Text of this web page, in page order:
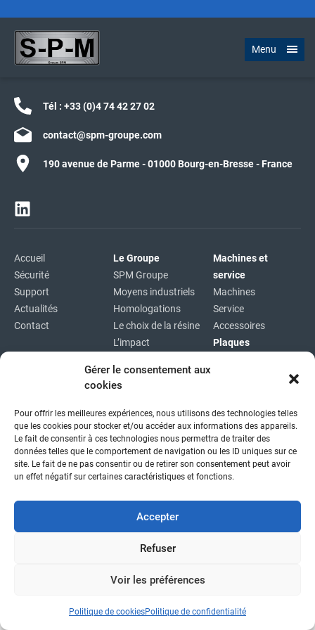
Gérer le consentement aux
cookies
Pour offrir les meilleures expériences, nous utilisons des technologies telles
que les cookies pour stocker et/ou accéder aux informations des appareils.
Le fait de consentir à ces technologies nous permettra de traiter des
données telles que le comportement de navigation ou les ID uniques sur ce
site. Le fait de ne pas consentir ou de retirer son consentement peut avoir
un effet négatif sur certaines caractéristiques et fonctions.
Accepter
Refuser
Voir les préférences
Politique de cookiesPolitique de confidentialité
Menu
Tél : +33 (0)4 74 42 27 02
contact@spm-groupe.com
190 avenue de Parme - 01000 Bourg-en-Bresse - France
Accueil
Sécurité
Support
Actualités
Contact
Le Groupe
SPM Groupe
Moyens industriels
Homologations
Le choix de la résine
L’impact
Machines et
service
Machines
Service
Accessoires
Plaques
Plan du site
Copyright © 2026|Mentions légales|Confidentialité|
fait avec
par l'agence idcom